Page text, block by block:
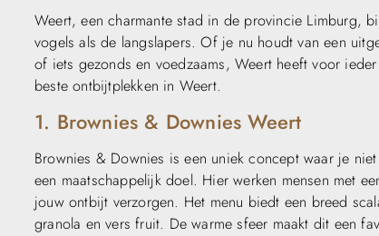
Weert, een charmante stad in de provincie Limburg,
vogels als de langslapers. Of je nu houdt van een
of iets gezonds en voedzaams, Weert heeft voor
beste ontbijtplekken in Weert.
1. Brownies & Downies Weert
Brownies & Downies is een uniek concept waar je
een maatschappelijk doel. Hier werken mensen met
jouw ontbijt verzorgen. Het menu biedt een breed
granola en vers fruit. De warme sfeer maakt dit een